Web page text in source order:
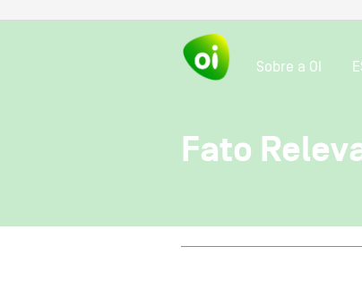
Sobre a OI
Fato